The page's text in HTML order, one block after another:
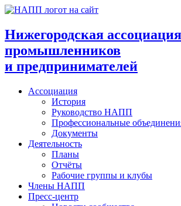
Перейти
содержимому
Нижегородская ассоциация
промышленников
и предпринимателей
Ассоциация
История
Руководство НАПП
Профессиональные
Документы
Деятельность
Планы
Отчёты
Рабочие группы и клубы
Члены НАПП
Пресс-центр